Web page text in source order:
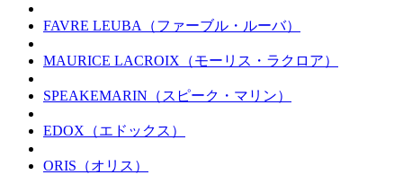
FAVRE LEUBA（ファーブル・ルーバ）
MAURICE LACROIX（モーリス・ラクロア）
SPEAKEMARIN（スピーク・マリン）
EDOX（エドックス）
ORIS（オリス）